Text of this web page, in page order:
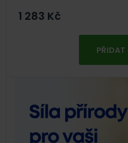
1 283 Kč